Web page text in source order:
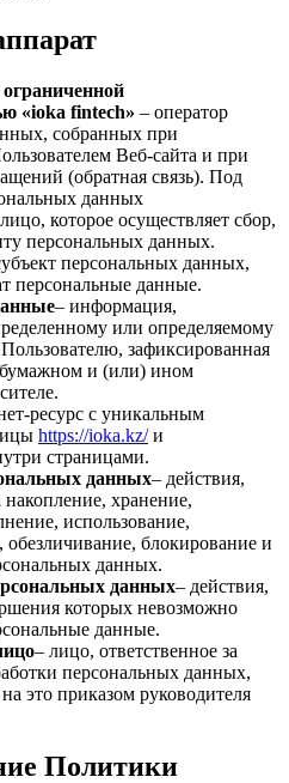
«ioka fintech» – оператор
собранных при
Веб-сайта и при
(обратная связь). Под
данных
которое осуществляет сбор,
персональных данных.
персональных данных,
персональные данные.
– информация,
или определяемому
зафиксированная
и (или) ином
с уникальным
https://ioka.kz/и
страницами.
данных– действия,
хранение,
использование,
обезличивание, блокирование и
данных.
данных– действия,
которых невозможно
данные.
– лицо, ответственное за
персональных данных,
это приказом руководителя
Политики